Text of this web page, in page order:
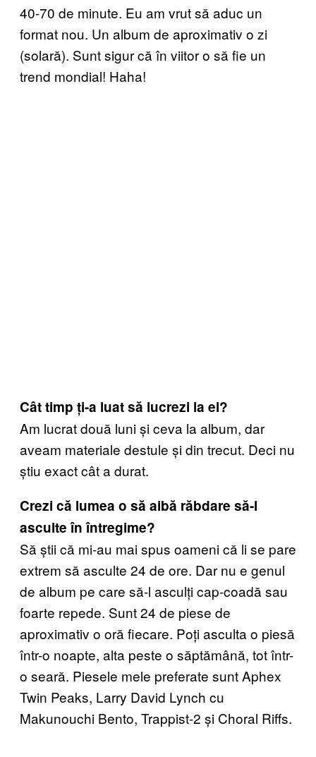
40-70 de minute. Eu am vrut să aduc un
format nou. Un album de aproximativ o zi
(solară). Sunt sigur că în viitor o să fie un
trend mondial! Haha!
Cât timp ți-a luat să lucrezi la el?
Am lucrat două luni și ceva la album, dar
aveam materiale destule și din trecut. Deci nu
știu exact cât a durat.
Crezi că lumea o să aibă răbdare să-l
asculte în întregime?
Să știi că mi-au mai spus oameni că li se pare
extrem să asculte 24 de ore. Dar nu e genul
de album pe care să-l asculți cap-coadă sau
foarte repede. Sunt 24 de piese de
aproximativ o oră fiecare. Poți asculta o piesă
într-o noapte, alta peste o săptămână, tot într-
o seară. Piesele mele preferate sunt Aphex
Twin Peaks, Larry David Lynch cu
Makunouchi Bento, Trappist-2 și Choral Riffs.